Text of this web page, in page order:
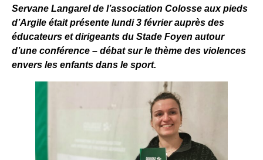
Servane Langarel de l’association Colosse aux pieds
d’Argile était présente lundi 3 février auprès des
éducateurs et dirigeants du Stade Foyen autour
d’une conférence – débat sur le thème des violences
envers les enfants dans le sport.